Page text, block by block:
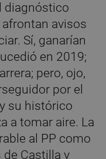
diagnóstico
avisos
Sí, ganarían
en 2019;
pero, ojo,
por el
su histórico
a tomar aire. La
al PP como
de Castilla y